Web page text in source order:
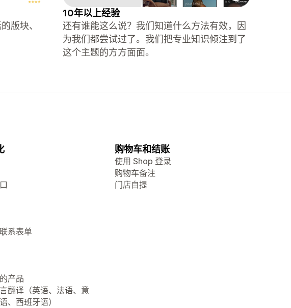
版块、
10年以上经验
还有谁能这么说？我们知道什么方法有效，因
为我们都尝试过了。我们把专业知识倾注到了
这个主题的方方面面。
系表单
产品
翻译（英语、法语、意
、西班牙语）
购物车和结账
使用 Shop 登录
购物车备注
门店自提